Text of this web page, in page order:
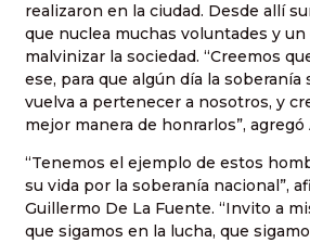
realizaron en la ciudad. Desde allí
que nuclea muchas voluntades y
malvinizar la sociedad. “Creemos
ese, para que algún día la soberanía
vuelva a pertenecer a nosotros, y
mejor manera de honrarlos”, agregó
“Tenemos el ejemplo de estos
su vida por la soberanía nacional”,
Guillermo De La Fuente. “Invito a
que sigamos en la lucha, que